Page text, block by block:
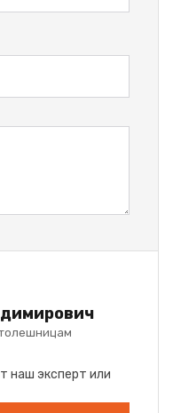
наш эксперт или